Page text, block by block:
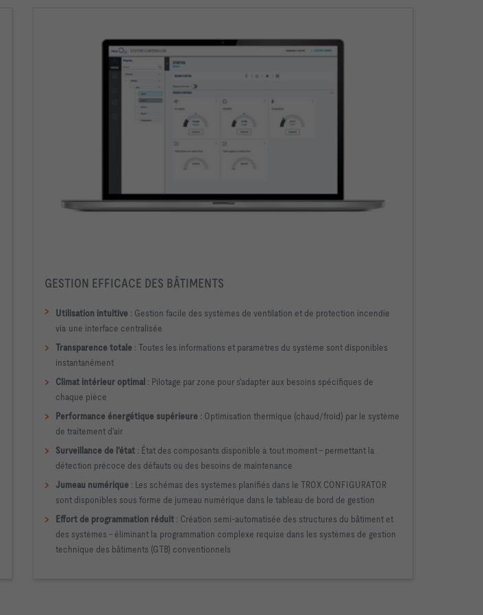
GESTION EFFICACE DES BÂTIMENTS
> Utilisation intuitive : Gestion facile des systèmes de ventilation et de protection incendie
via une interface centralisée
>
Transparence totale : Toutes les informations et paramètres du système sont disponibles
instantanément
>
Climat intérieur optimal : Pilotage par zone pour s'adapter aux besoins spécifiques de
chaque pièce
>
Performance énergétique supérieure : Optimisation thermique (chaud/froid) par le système
de traitement d'air
>
Surveillance de l'état : État des composants disponible à tout moment – permettant la
détection précoce des défauts ou des besoins de maintenance
>
Jumeau numérique : Les schémas des systèmes planifiés dans le TROX CONFIGURATOR
sont disponibles sous forme de jumeau numérique dans le tableau de bord de gestion
>
Effort de programmation réduit : Création semi-automatisée des structures du bâtiment et
des systèmes – éliminant la programmation complexe requise dans les systèmes de gestion
technique des bâtiments (GTB) conventionnels